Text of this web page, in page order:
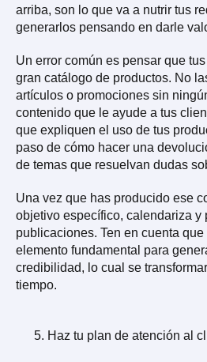
arriba, son lo que va a nutrir tus
generarlos pensando en darle
Un error común es pensar que
gran catálogo de productos. No
artículos o promociones sin
contenido que le ayude a tus
que expliquen el uso de tus
paso de cómo hacer una
de temas que resuelvan dudas
Una vez que has producido ese
objetivo específico, calendariza y
publicaciones. Ten en cuenta
elemento fundamental para
credibilidad, lo cual se
tiempo.
Haz tu plan de atención al